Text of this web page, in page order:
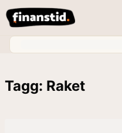
Tagg: Raket